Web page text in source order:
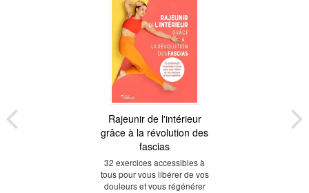
Rajeunir de l'intérieur
grâce à la révolution des
fascias
32 exercices accessibles à
tous pour vous libérer de vos
douleurs et vous régénérer